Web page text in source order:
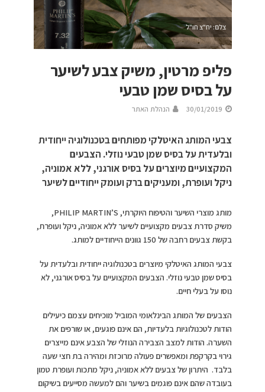
צלם: יח"צ חו"ל
פליפ מרטין, משיק צבע לשיער
על בסיס שמן טבעי
30/01/2019 הנהלת האתר
צבעי המותג האיטלקי מפותחים בטכנולוגיה ייחודית
ובלעדית על בסיס שמן טבעי נוזלי. הצבעים
המקצועיים מיוצרים על בסיס אורגני, ללא אמוניה,
ניקל ועופרת, ומעניקים ברק ועומק ייחודיים לשיער
מותג מוצרי השיער והטיפוח היוקרתי, PHILIP MARTIN’S,
משיק סדרת צבעים מקצועיים לשיער ללא אמוניה, ניקל ועופרת,
בקשת צבעים רחבה של 150 גוונים הייחודיים למותג.
צבעי המותג האיטלקי מיוצרים בטכנולוגיה ייחודית ובלעדית על
בסיס שמן טבעי נוזלי. הצבעים המקצועיים על בסיס אורגני, לא
נוסו על בעלי חיים.
הצבעים של המותג הבינלאומי המוביל מוכיחים עצמם כיעילים
הודות לטכנולוגיות בלעדיות, הם אינם פוגעים, או שורפים את
השערה. הודות למצב הצבירה הנוזלי של הצבע אינם מייצרים
גירוי בקרקפת ומאפשרים פעולה מרוכזת ומהירה בת חצי שעה
בלבד. היתרון של צבעים ללא אמוניה, ניקל מתכות ועופרת טמון
בעובדה שהם אינם פוגמים בשיער והם למעשה מסייעים בשיקום